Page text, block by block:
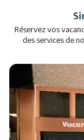
Restaurants
Services
Animations
Réservez vos
des services de